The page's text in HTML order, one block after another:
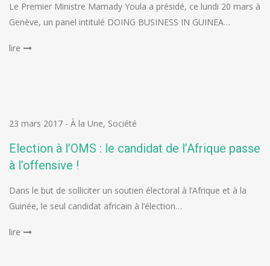
Le Premier Ministre Mamady Youla a présidé, ce lundi 20 mars à
Genève, un panel intitulé DOING BUSINESS IN GUINEA…
lire
23 mars 2017 - À la Une, Société
Election à l’OMS : le candidat de l’Afrique passe
à l’offensive !
Dans le but de solliciter un soutien électoral à l’Afrique et à la
Guinée, le seul candidat africain à l’élection…
lire